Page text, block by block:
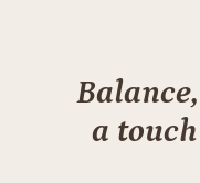
Balance,
a